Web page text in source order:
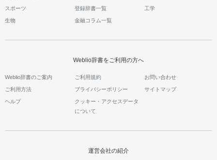
スポーツ 登録辞書一覧 工学
生物 金融コラム一覧
Weblio辞書をご利用の方へ
Weblio辞書のご案内 ご利用規約 お問い合わせ
ご利用方法 プライバシーポリシー サイトマップ
ヘルプ
クッキー・アクセスデータ
について
運営会社の紹介